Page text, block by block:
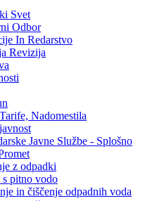
Svet
Odbor
In Redarstvo
Revizija
Nadomestila
Javne Službe - Splošno
z odpadki
s pitno vodo
in čiščenje odpadnih voda